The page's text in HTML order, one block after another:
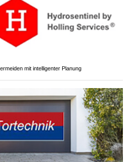
mit intelligenter Planung